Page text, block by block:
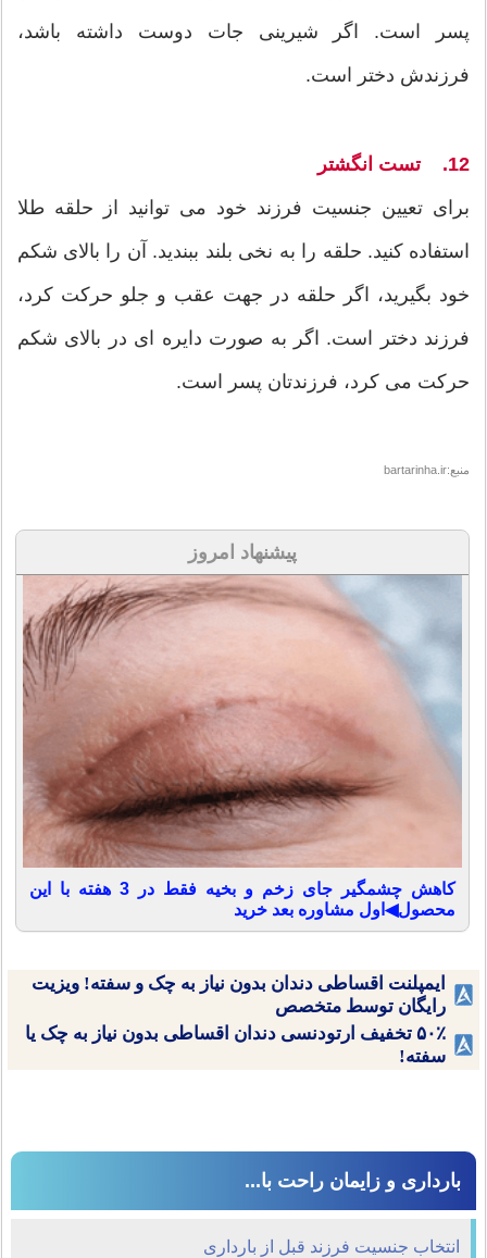
پسر است. اگر شیرینی جات دوست داشته باشد،
فرزندش دختر است.
12. تست انگشتر
برای تعیین جنسیت فرزند خود می توانید از حلقه طلا
استفاده کنید. حلقه را به نخی بلند ببندید. آن را بالای شکم
خود بگیرید، اگر حلقه در جهت عقب و جلو حرکت کرد،
فرزند دختر است. اگر به صورت دایره ای در بالای شکم
حرکت می کرد، فرزندتان پسر است.
منبع:bartarinha.ir
پیشنهاد امروز
کاهش چشمگیر جای زخم و بخیه فقط در 3 هفته با این
محصول◀اول مشاوره بعد خرید
ایمپلنت اقساطی دندان بدون نیاز به چک و سفته! ویزیت
رایگان توسط متخصص
۵۰٪ تخفیف ارتودنسی دندان اقساطی بدون نیاز به چک یا
سفته!
بارداری و زایمان راحت با...
انتخاب جنسیت فرزند قبل از بارداری